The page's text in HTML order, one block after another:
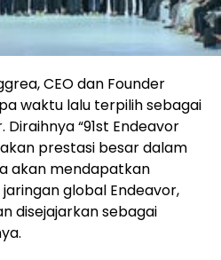
CEO dan Founder
waktu lalu terpilih sebagai
“91st Endeavor
prestasi besar dalam
akan mendapatkan
global Endeavor,
disejajarkan sebagai